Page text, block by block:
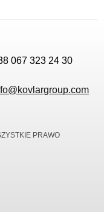
067 323 24 30
PRAWO